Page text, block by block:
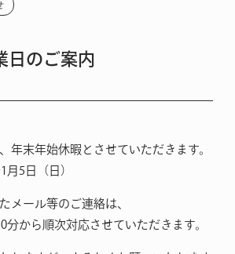
日のご案内
年末年始休暇とさせていただきます。
月5日（日）
メール等のご連絡は、
分から順次対応させていただきます。